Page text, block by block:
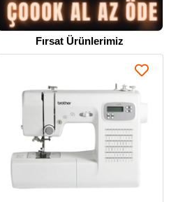
Fırsat Ürünlerimiz